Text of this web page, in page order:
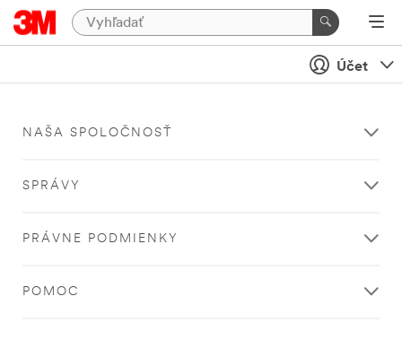
Účet
NAŠA SPOLOČNOSŤ
SPRÁVY
PRÁVNE PODMIENKY
POMOC